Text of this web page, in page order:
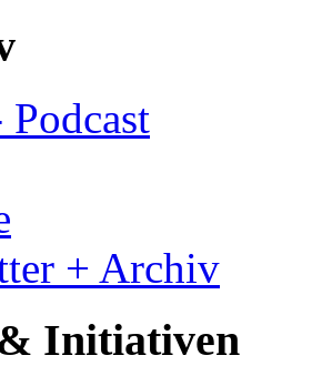
+ Archiv
Initiativen